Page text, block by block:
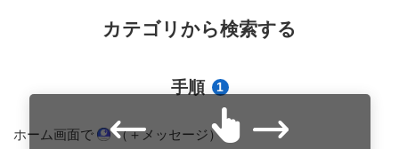
カテゴリから検索する
手順 1
ホーム画面で （＋メッセージ）